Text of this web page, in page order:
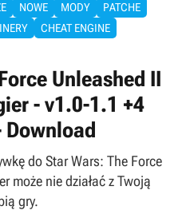
NOWE MODY
PATCHE
CHEAT ENGINE
Unleashed II
- v1.0-1.1 +4
Download
do Star Wars: The Force
może nie działać z Twoją
gry.